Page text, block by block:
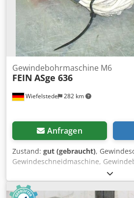
Wiefelstede 282 km
Gewindebohrmaschine M6
FEIN ASge 636
Anfragen
Zustand: gut (gebraucht),
Gewindeschneidmaschine,
Integriertes Wendegetriebe: mit
Aksb A N Ikspekr -Nennaufnahme:
Schneidleistung: M6 -Anschluss: